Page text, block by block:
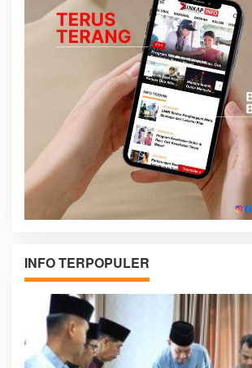
INFO TERPOPULER